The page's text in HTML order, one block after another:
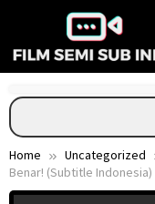
content
Home Uncategorized
Benar! (Subtitle Indonesia)